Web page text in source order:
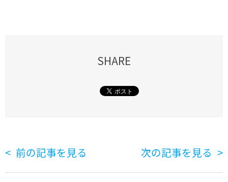
SHARE
前の記事を見る 次の記事を見る